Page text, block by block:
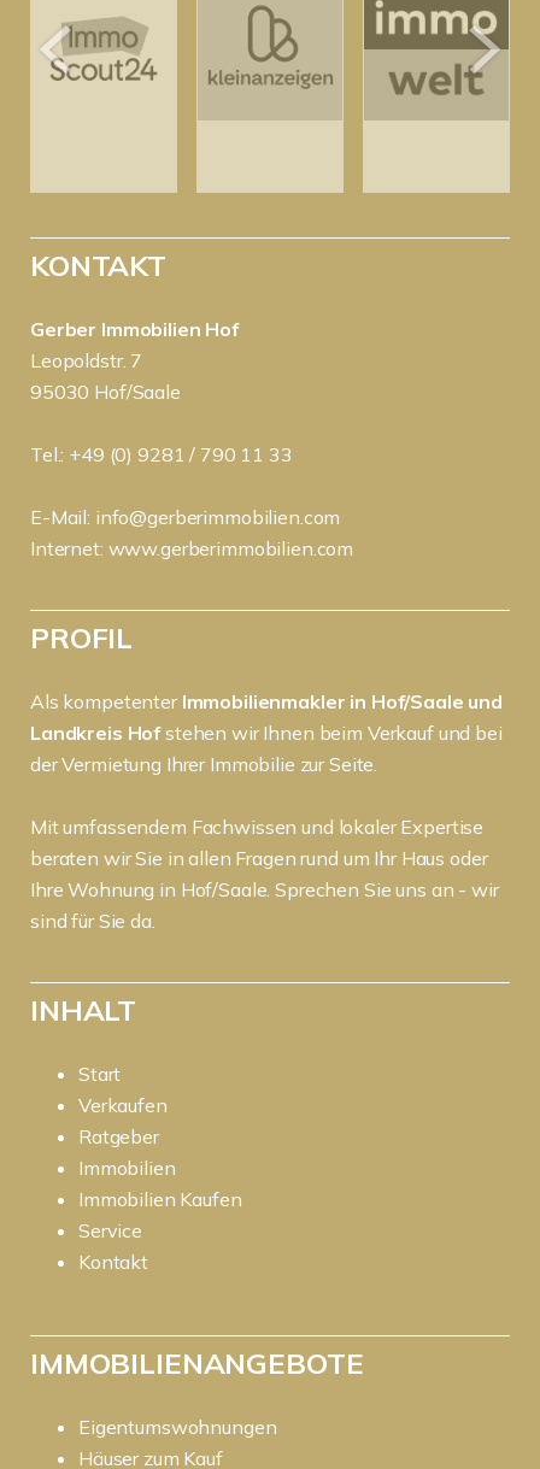
KONTAKT
Gerber Immobilien Hof
Leopoldstr. 7
95030 Hof/Saale
Tel.: +49 (0) 9281 / 790 11 33
E-Mail: info@gerberimmobilien.com
Internet: www.gerberimmobilien.com
PROFIL
Als kompetenter Immobilienmakler in Hof/Saale und
Landkreis Hofstehen wir Ihnen beim Verkauf und bei
der Vermietung Ihrer Immobilie zur Seite.
Mit umfassendem Fachwissen und lokaler Expertise
beraten wir Sie in allen Fragen rund um Ihr Haus oder
Ihre Wohnung in Hof/Saale. Sprechen Sie uns an - wir
sind für Sie da.
INHALT
Start
Verkaufen
Ratgeber
Immobilien
Immobilien Kaufen
Service
Kontakt
IMMOBILIENANGEBOTE
Eigentumswohnungen
Häuser zum Kauf